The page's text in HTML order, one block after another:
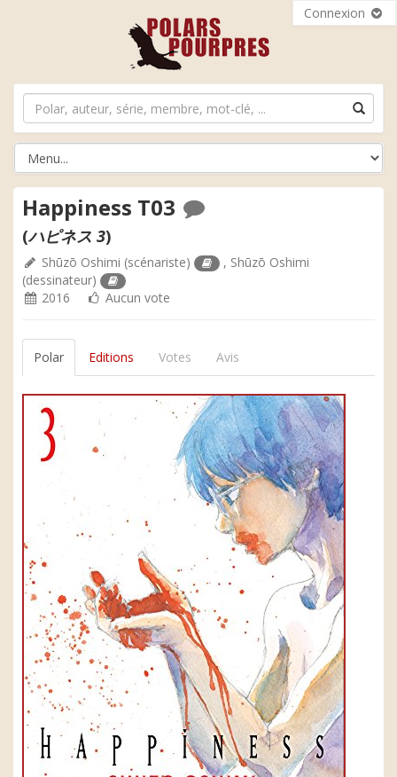
Connexion
Happiness T03
(ハピネス 3)
Shūzō Oshimi (scénariste) , Shūzō Oshimi
(dessinateur)
2016
Aucun vote
Polar Editions Votes Avis